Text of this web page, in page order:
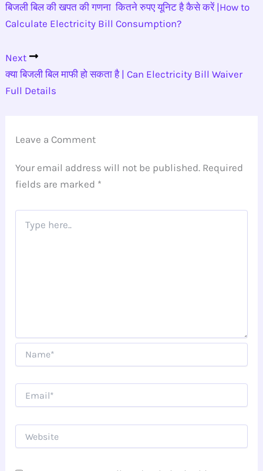
बिजली बिल की खपत की गणना कितने रुपए यूनिट है कैसे करें |How to
Calculate Electricity Bill Consumption?
Next
क्या बिजली बिल माफी हो सकता है | Can Electricity Bill Waiver
Full Details
Leave a Comment
Your email address will not be published. Required
fields are marked *